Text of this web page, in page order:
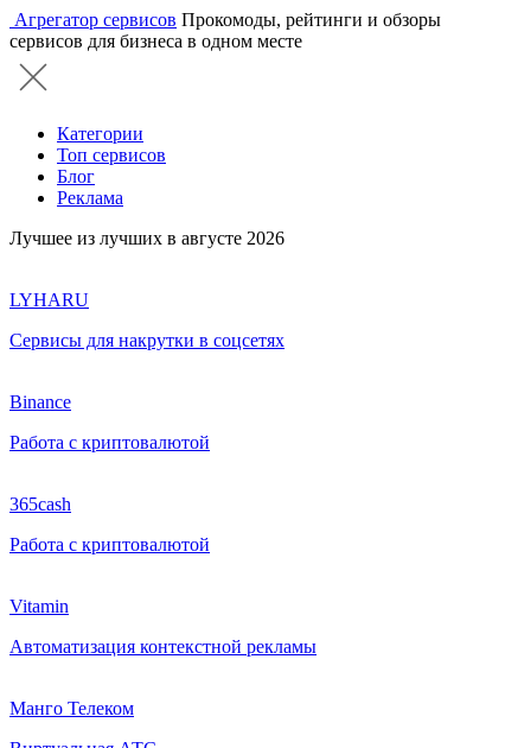
Агрегатор сервисов Прокомоды, рейтинги и обзоры
сервисов для бизнеса в одном месте
Категории
Топ сервисов
Блог
Реклама
Лучшее из лучших в августе 2026
LYHARU
Сервисы для накрутки в соцсетях
Binance
Работа с криптовалютой
365cash
Работа с криптовалютой
Vitamin
Автоматизация контекстной рекламы
Манго Телеком